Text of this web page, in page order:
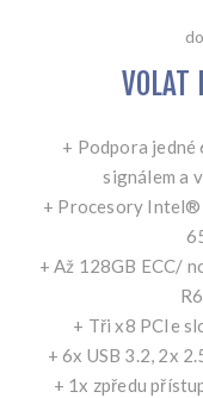
VOLAT
+ Podpora
signálem a
+ Procesory
+ Až 128GB ECC/
+ Tři x8 PCIe
+ 6x USB 3.2, 2x
+ 1x zpředu